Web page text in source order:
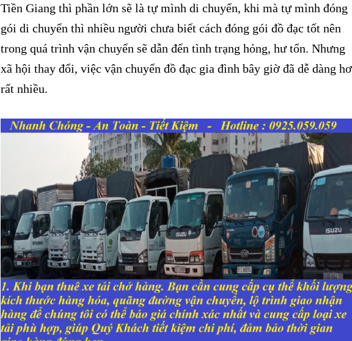
Tiền Giang thì phần lớn sẽ là tự mình di chuyển, khi mà tự mình đóng
gói di chuyển thì nhiều người chưa biết cách đóng gói đồ đạc tốt nên
trong quá trình vận chuyển sẽ dẫn đến tình trạng hỏng, hư tổn. Nhưng
xã hội thay đổi, việc vận chuyển đồ đạc gia đình bây giờ đã dễ dàng
rất nhiều.